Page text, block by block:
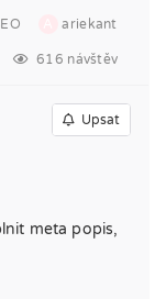
ariekant
616 návštěv
Upsat
meta popis,